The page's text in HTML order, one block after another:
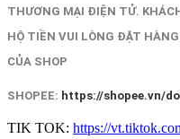
THƯƠNG MẠI ĐIỆN TỬ.
HỘ TIỀN VUI LÒNG ĐẶT
CỦA SHOP
SHOPEE: https://shopee.vn/
TIK TOK: https://